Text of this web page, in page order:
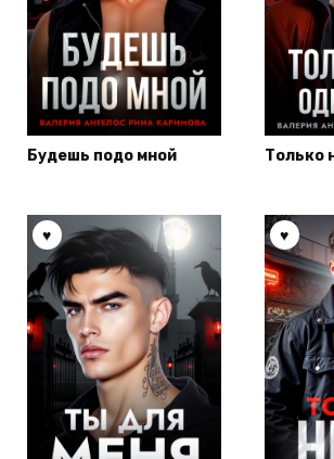
Будешь подо мной Только